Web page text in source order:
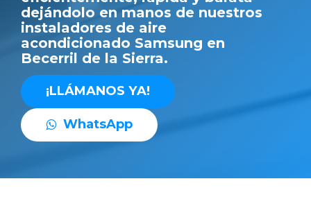
dejándolo en manos de nuestros
instaladores de aire
acondicionado Samsung en
Becerril de la Sierra.
¡LLÁMANOS YA!
WhatsApp